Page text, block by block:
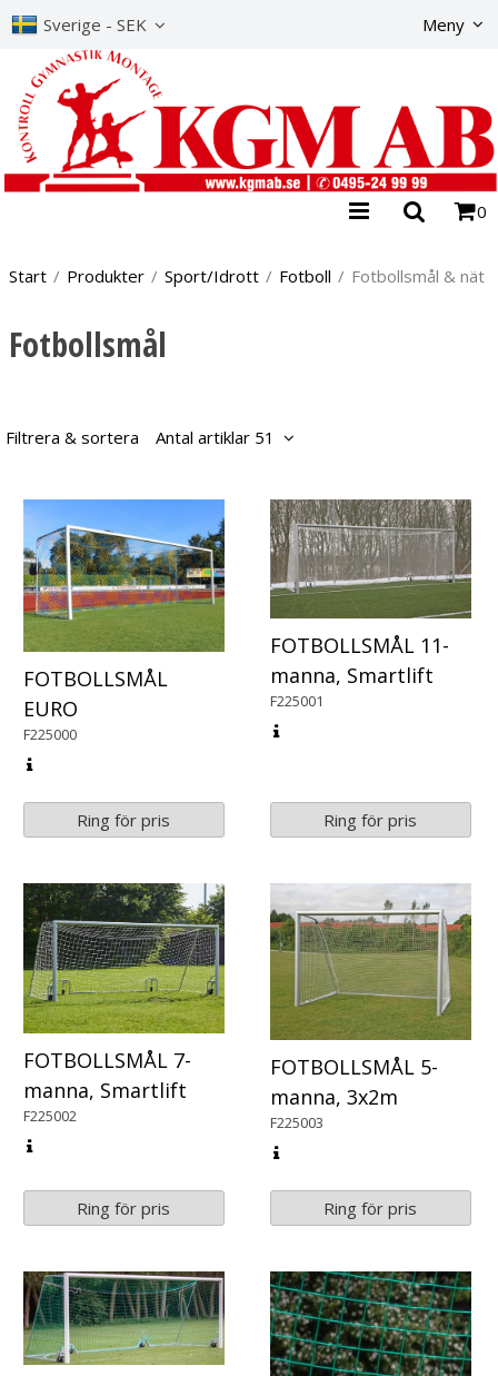
Sverige - SEK Meny
0
Start / Produkter / Sport/Idrott / Fotboll / Fotbollsmål & nät
Fotbollsmål
Filtrera & sortera Antal artiklar 51
FOTBOLLSMÅL
EURO
F225000
Ring för pris
FOTBOLLSMÅL 11-
manna, Smartlift
F225001
Ring för pris
FOTBOLLSMÅL 7-
manna, Smartlift
F225002
Ring för pris
FOTBOLLSMÅL 5-
manna, 3x2m
F225003
Ring för pris